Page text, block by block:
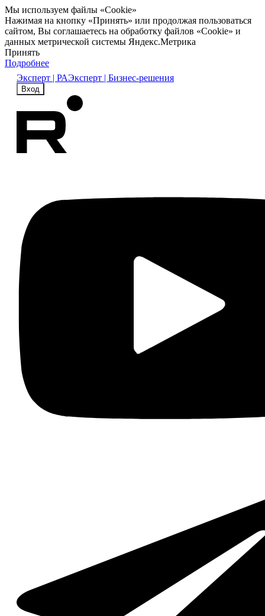
Мы используем файлы «Cookie»
Нажимая на кнопку «Принять» или продолжая пользоваться
сайтом, Вы соглашаетесь на обработку файлов «Cookie» и
данных метрической системы Яндекс.Метрика
Принять
Подробнее
Эксперт | РАЭксперт | Бизнес-решения
Вход